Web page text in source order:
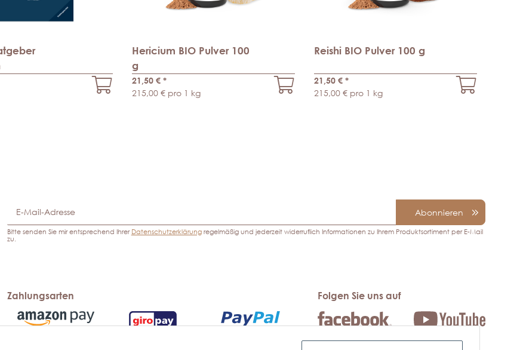
Hericium BIO Pulver 100
g
21,50 € *
215,00 € pro 1 kg
Reishi BIO Pulver 100 g
21,50 € *
215,00 € pro 1 kg
Abonnieren
Bitte senden Sie mir entsprechend Ihrer Datenschutzerklärungregelmäßig und jederzeit widerruflich Informationen zu Ihrem Produktsortiment per E-Mail
zu.
Zahlungsarten Folgen Sie uns auf